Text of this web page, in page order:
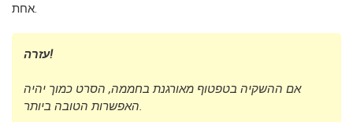
אחת.
עזרה!
אם ההשקיה בטפטוף מאורגנת בחממה, הסרט כמוך יהיה
האפשרות הטובה ביותר.